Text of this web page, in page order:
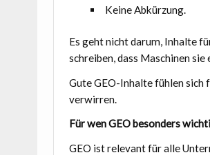
Keine Abkürzung.
Es geht nicht darum, Inhalte
schreiben, dass Maschinen
Gute GEO-Inhalte fühlen sich
verwirren.
Für wen GEO besonders
GEO ist relevant für alle